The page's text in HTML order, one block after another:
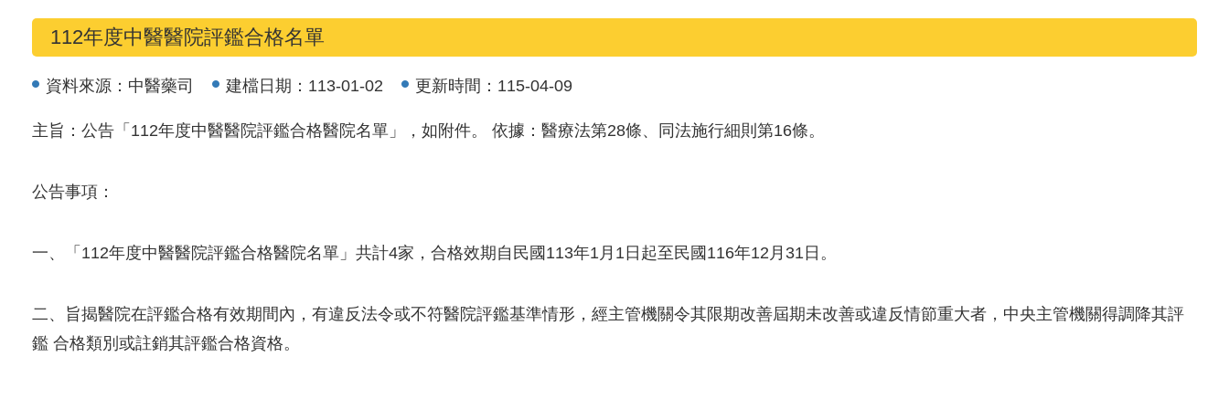
112年度中醫醫院評鑑合格名單
資料來源： 中醫藥司 建檔日期： 113-01-02 更新時間： 115-04-09
主旨：公告「112年度中醫醫院評鑑合格醫院名單」，如附件。 依據：醫療法第28條、同法施行細則第16條。
公告事項：
一、「112年度中醫醫院評鑑合格醫院名單」共計4家，合格效期自民國113年1月1日起至民國116年12月31日。
二、旨揭醫院在評鑑合格有效期間內，有違反法令或不符醫院評鑑基準情形，經主管機關令其限期改善屆期未改善或違反情節重大者，中央主管機關得調降其評
鑑 合格類別或註銷其評鑑合格資格。